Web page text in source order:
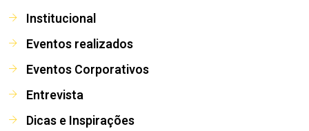
Institucional
Eventos realizados
Eventos Corporativos
Entrevista
Dicas e Inspirações